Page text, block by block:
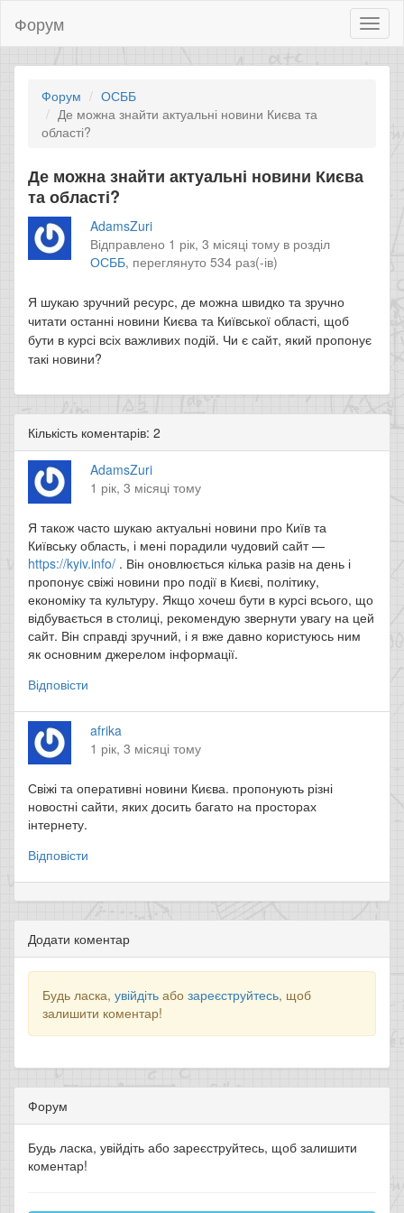
Форум
Форум
ОСББ
Де можна знайти актуальні новини Києва та
області?
Де можна знайти актуальні новини Києва
та області?
AdamsZuri
Відправлено 1 рік, 3 місяці тому в розділ
ОСББ, переглянуто 534 раз(-ів)
Я шукаю зручний ресурс, де можна швидко та зручно
читати останні новини Києва та Київської області, щоб
бути в курсі всіх важливих подій. Чи є сайт, який пропонує
такі новини?
Кількість коментарів: 2
AdamsZuri
1 рік, 3 місяці тому
Я також часто шукаю актуальні новини про Київ та
Київську область, і мені порадили чудовий сайт —
https://kyiv.info/ . Він оновлюється кілька разів на день і
пропонує свіжі новини про події в Києві, політику,
економіку та культуру. Якщо хочеш бути в курсі всього, що
відбувається в столиці, рекомендую звернути увагу на цей
сайт. Він справді зручний, і я вже давно користуюсь ним
як основним джерелом інформації.
Відповісти
afrika
1 рік, 3 місяці тому
Свіжі та оперативні новини Києва. пропонують різні
новостні сайти, яких досить багато на просторах
інтернету.
Відповісти
Додати коментар
Будь ласка, увійдіть або зареєструйтесь, щоб
залишити коментар!
Форум
Будь ласка, увійдіть або зареєструйтесь, щоб залишити
коментар!